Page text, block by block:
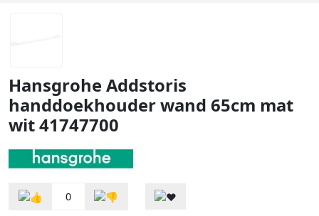
Hansgrohe Addstoris
handdoekhouder wand 65cm mat
wit 41747700
0